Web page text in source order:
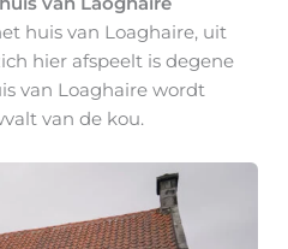
huis van Loaghaire, uit
hier afspeelt is degene
van Loaghaire wordt
van de kou.